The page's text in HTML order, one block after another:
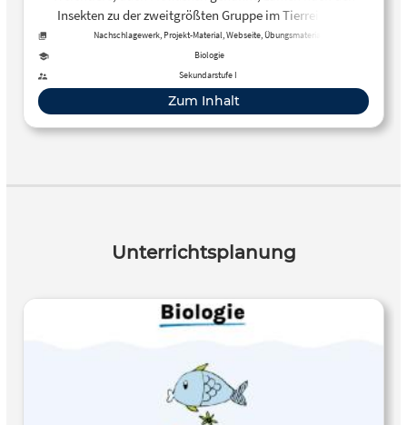
Insekten zu der zweitgrößten Gruppe im Tierreich. In
diesem Artikel werden die Eigenschaften von Weichtieren
vorgestellt.
Nachschlagewerk, Projekt-Material, Webseite, Übungsmaterial
Biologie
Sekundarstufe I
Zum Inhalt
Unterrichtsplanung